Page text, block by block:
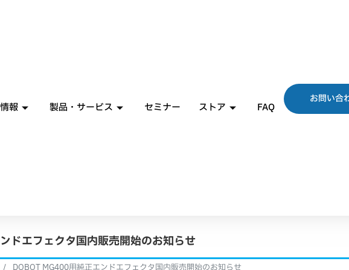
報 製品・サービス セミナー ストア FAQ
お問い合
ドエフェクタ国内販売開始のお知らせ
DOBOT MG400用純正エンドエフェクタ国内販売開始のお知らせ